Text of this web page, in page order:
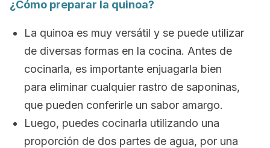
¿Cómo preparar la quinoa?
La quinoa es muy versátil y se puede utilizar
de diversas formas en la cocina. Antes de
cocinarla, es importante enjuagarla bien
para eliminar cualquier rastro de saponinas,
que pueden conferirle un sabor amargo.
Luego, puedes cocinarla utilizando una
proporción de dos partes de agua, por una